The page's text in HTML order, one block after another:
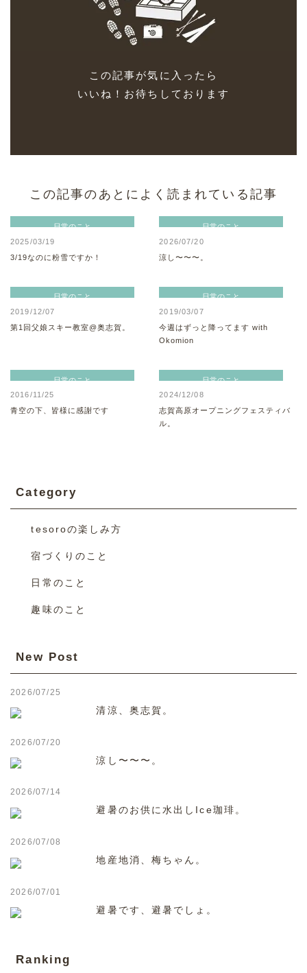
この記事が気に入ったら
いいね！お待ちしております
この記事のあとによく読まれている記事
日常のこと
2025/03/19
3/19なのに粉雪ですか！
日常のこと
2026/07/20
涼し〜〜〜。
日常のこと
2019/12/07
第1回父娘スキー教室@奥志賀。
日常のこと
2019/03/07
今週はずっと降ってます with
Okomion
日常のこと
2016/11/25
青空の下、皆様に感謝です
日常のこと
2024/12/08
志賀高原オープニングフェスティバ
ル。
Category
tesoroの楽しみ方
宿づくりのこと
日常のこと
趣味のこと
New Post
2026/07/25
清涼、奥志賀。
2026/07/20
涼し〜〜〜。
2026/07/14
避暑のお供に水出しIce珈琲。
2026/07/08
地産地消、梅ちゃん。
2026/07/01
避暑です、避暑でしょ。
Ranking